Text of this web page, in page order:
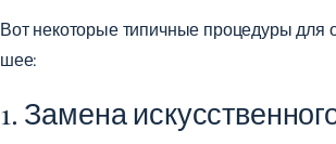
Вот некоторые типичные процедуры для
шее:
1. Замена